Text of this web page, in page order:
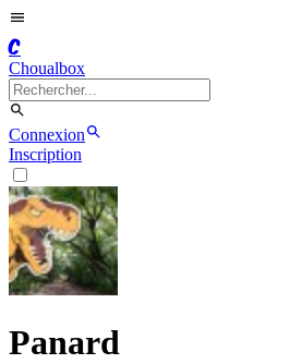
C
Choualbox
Connexion
Inscription
Panard